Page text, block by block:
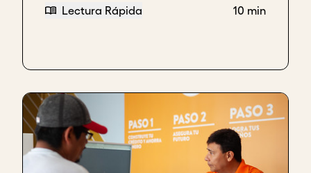
Lectura Rápida 10 min